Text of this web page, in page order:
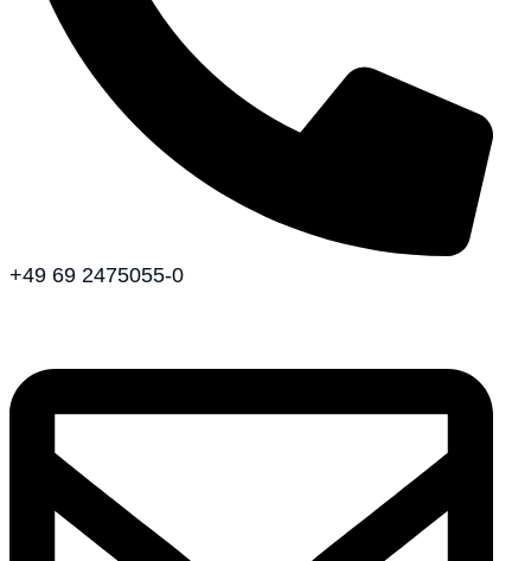
+49 69 2475055-0